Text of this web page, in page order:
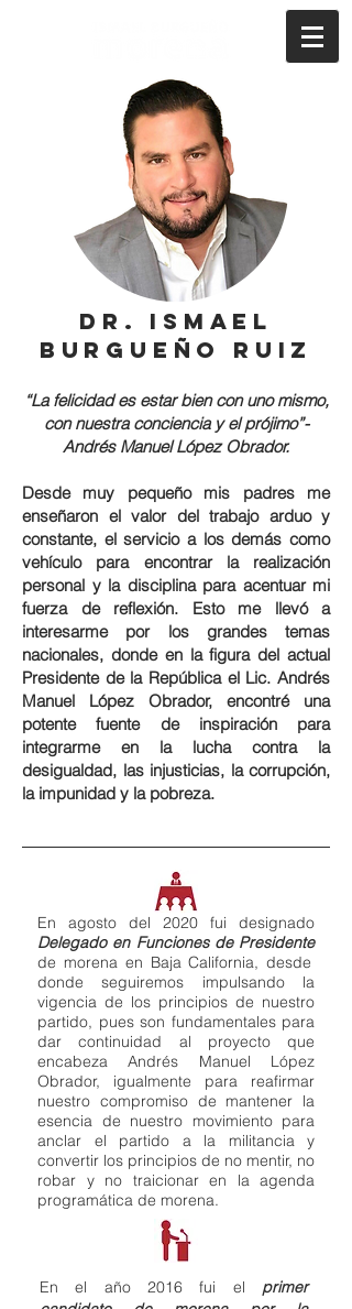
Dr. Ismael
Burgueño Ruiz
“La felicidad es estar bien con uno mismo,
con nuestra conciencia y el prójimo”-
Andrés Manuel López Obrador.
Desde muy pequeño mis padres me
enseñaron el valor del trabajo arduo y
constante, el servicio a los demás como
vehículo para encontrar la realización
personal y la disciplina para acentuar mi
fuerza de reflexión. Esto me llevó a
interesarme por los grandes temas
nacionales, donde en la figura del actual
Presidente de la República el Lic. Andrés
Manuel López Obrador, encontré una
potente fuente de inspiración para
integrarme en la lucha contra la
desigualdad, las injusticias, la corrupción,
la impunidad y la pobreza.
En agosto del 2020 fui designado
Delegado en Funciones de Presidente
de morena en Baja California, desde
donde seguiremos impulsando la
vigencia de los principios de nuestro
partido, pues son fundamentales para
dar continuidad al proyecto que
encabeza Andrés Manuel López
Obrador, igualmente para reafirmar
nuestro compromiso de mantener la
esencia de nuestro movimiento para
anclar el partido a la militancia y
convertir los principios de no mentir, no
robar y no traicionar en la agenda
programática de morena.
En el año 2016 fui el primer